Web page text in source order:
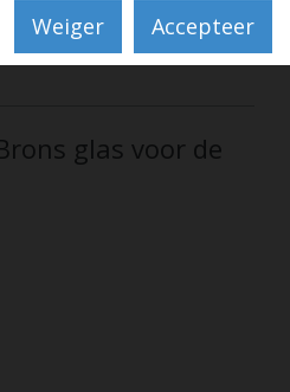
glas voor de
Weiger Accepteer